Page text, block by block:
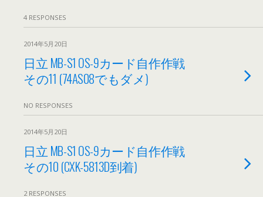
4 RESPONSES
2014年5月20日
日立 MB-S1 OS-9カード自作作戦
その11 (74AS08でもダメ)
NO RESPONSES
2014年5月20日
日立 MB-S1 OS-9カード自作作戦
その10 (CXK-5813D到着)
2 RESPONSES